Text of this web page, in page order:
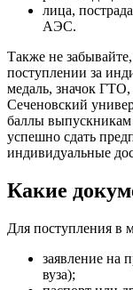
лица,
АЭС.
Также не
поступлении за
медаль, значок
Сеченовский
баллы выпускникам
успешно сдать
индивидуальные
Какие
Для поступления в
заявление на
вуза);